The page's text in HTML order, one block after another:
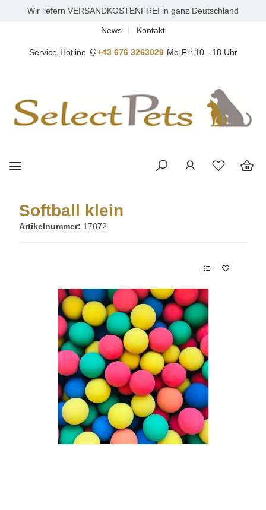
Wir liefern VERSANDKOSTENFREI in ganz Deutschland
News Kontakt
Service-Hotline +43 676 3263029 Mo-Fr: 10 - 18 Uhr
Softball klein
Artikelnummer: 17872